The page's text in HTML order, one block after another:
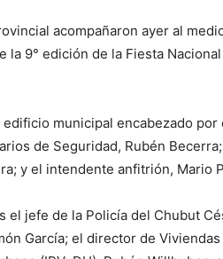
acompañaron ayer al
la 9° edición de la Fiesta
municipal encabezado
de Seguridad, Rubén
y el intendente anfitrión, Mario
el jefe de la Policía del Chubut
García; el director de